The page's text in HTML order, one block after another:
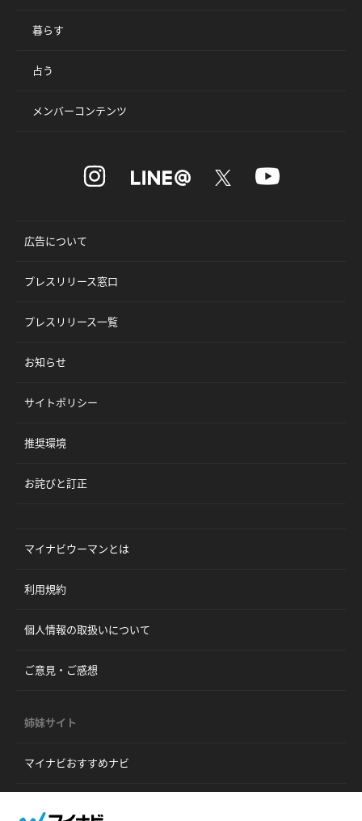
暮らす
占う
メンバーコンテンツ
広告について
プレスリリース窓口
プレスリリース一覧
お知らせ
サイトポリシー
推奨環境
お詫びと訂正
マイナビウーマンとは
利用規約
個人情報の取扱いについて
ご意見・ご感想
姉妹サイト
マイナビおすすめナビ